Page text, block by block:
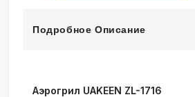
Подробное Описание
Аэрогрил UAKEEN ZL-1716